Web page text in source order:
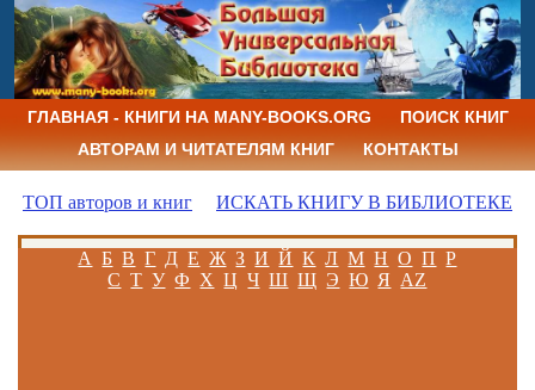
ГЛАВНАЯ - КНИГИ НА MANY-BOOKS.ORG
ПОИСК КНИГ
АВТОРАМ И ЧИТАТЕЛЯМ КНИГ
КОНТАКТЫ
ТОП авторов и книг ИСКАТЬ КНИГУ В БИБЛИОТЕКЕ
А Б В Г Д Е Ж З И Й К Л М Н О П Р
С Т У Ф Х Ц Ч Ш Щ Э Ю Я AZ